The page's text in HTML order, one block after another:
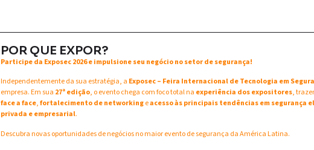
POR QUE EXPOR?
Participe da Exposec 2026 e impulsione seu negócio no setor de segurança!
Independentemente da sua estratégia, a Exposec – Feira Internacional de Tecnologia em
empresa. Em sua 27ª edição, o evento chega com foco total na experiência dos expositores,
face a face,fortalecimento de networkingeacesso às principais tendências em
privada e empresarial.
Descubra novas oportunidades de negócios no maior evento de segurança da América Latina.